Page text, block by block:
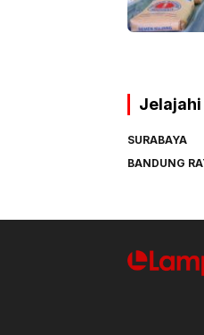
Jelajahi
SURABAYA
BANDUNG